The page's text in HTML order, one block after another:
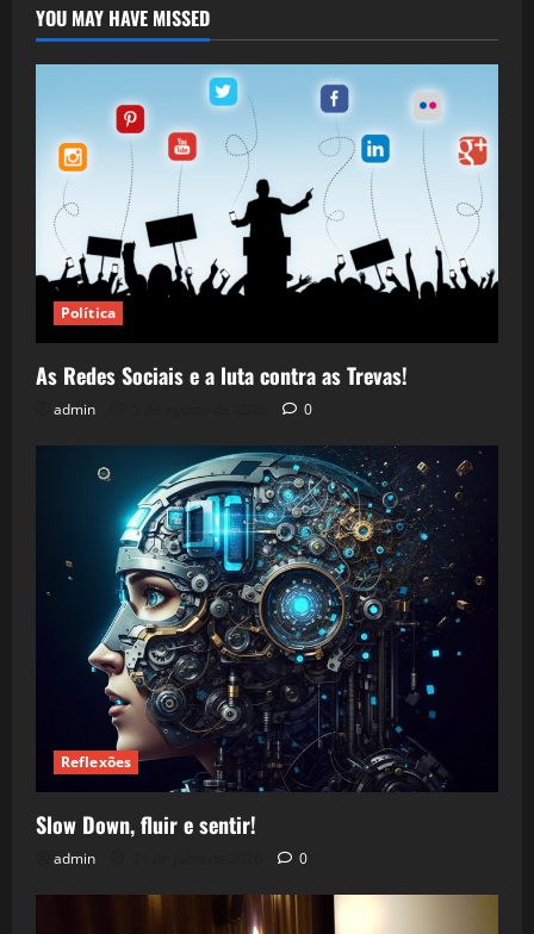
YOU MAY HAVE MISSED
Política
As Redes Sociais e a luta contra as Trevas!
admin 0
Reflexões
Slow Down, fluir e sentir!
admin 0